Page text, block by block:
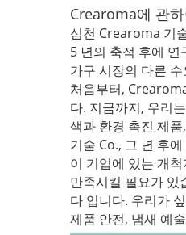
Crearoma에 관
심천 Crearoma 기
5 년의 축적 후에
가구 시장의 다른
처음부터,
다. 지금까지, 우리
색과 환경 촉진 제
기술 Co., 그 년 후
이 기업에 있는 개
만족시킬 필요가 있
다 입니다. 우리가
제품 안전, 냄새 예